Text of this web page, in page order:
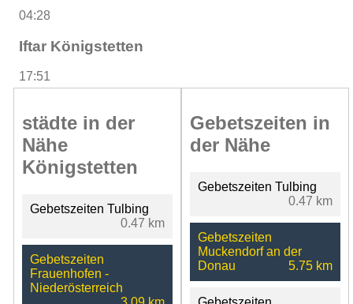
04:28
Iftar Königstetten
17:51
städte in der
Nähe
Königstetten
Gebetszeiten Tulbing
0.47 km
Gebetszeiten
Frauenhofen -
Niederösterreich
Gebetszeiten in
der Nähe
Gebetszeiten Tulbing
0.47 km
Gebetszeiten
Muckendorf an der
Donau
5.75 km